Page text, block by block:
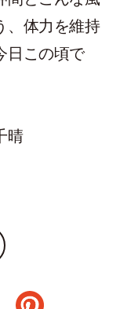
、体力を維持
日この頃で
晴